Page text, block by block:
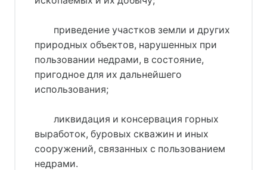
приведение участков земли и других
природных объектов, нарушенных при
пользовании недрами, в состояние,
пригодное для их дальнейшего
использования;
ликвидация и консервация горных
выработок, буровых скважин и иных
сооружений, связанных с пользованием
недрами.